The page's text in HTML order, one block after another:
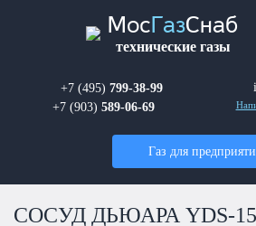
Мос ГазСнаб
технические газы
+7 (495) 799-38-99
+7 (903) 589-06-69
Газ для
СОСУД ДЬЮАРА YDS-